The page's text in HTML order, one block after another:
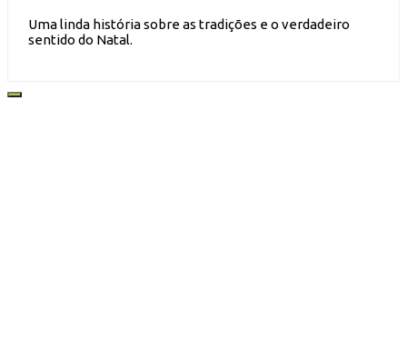
Uma linda história sobre as tradições e o verdadeiro
sentido do Natal.